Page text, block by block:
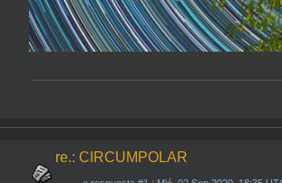
re.: CIRCUMPOLAR